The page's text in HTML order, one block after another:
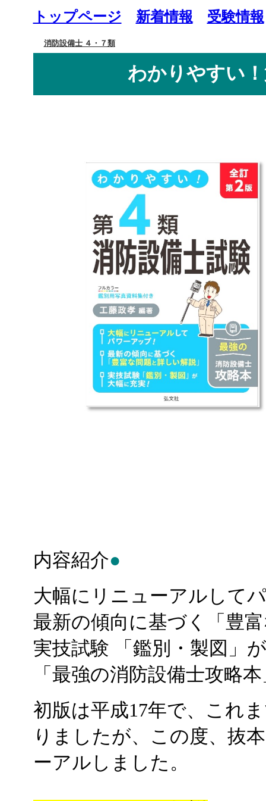
トップページ 新着情報 受験情報
消防設備士 ４・７類
わかりやすい
内容紹介●
大幅にリニューアルして
最新の傾向に基づく「豊
実技試験 「鑑別・製図」
「最強の消防設備士攻略
初版は平成17年で、これ
りましたが、この度、抜
ーアルしました。